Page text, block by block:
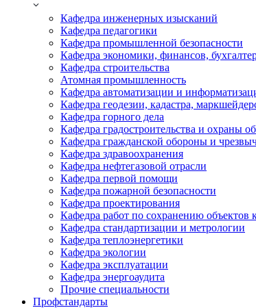
Кафедра инженерных изысканий
Кафедра педагогики
Кафедра промышленной безопасности
Кафедра экономики, финансов,
Кафедра строительства
Атомная промышленность
Кафедра автоматизации и
Кафедра геодезии, кадастра,
Кафедра горного дела
Кафедра градостроительства и охраны
Кафедра гражданской обороны и
Кафедра здравоохранения
Кафедра нефтегазовой отрасли
Кафедра первой помощи
Кафедра пожарной безопасности
Кафедра проектирования
Кафедра работ по сохранению объектов
Кафедра стандартизации и метрологии
Кафедра теплоэнергетики
Кафедра экологии
Кафедра эксплуатации
Кафедра энергоаудита
Прочие специальности
Профстандарты